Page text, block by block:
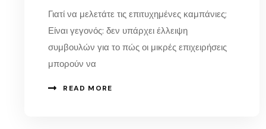
Γιατί να μελετάτε τις επιτυχημένες καμπάνιες;
Είναι γεγονός: δεν υπάρχει έλλειψη
συμβουλών για το πώς οι μικρές επιχειρήσεις
μπορούν να
READ MORE